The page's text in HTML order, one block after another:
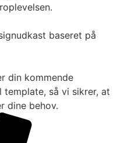
baseret på
din kommende
template, så vi sikrer, at
dine behov.